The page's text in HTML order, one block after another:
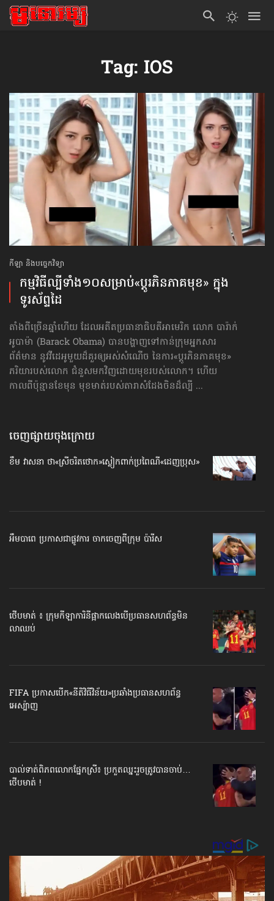
Tag: IOS
កីឡា និងបច្ចេកវិទ្យា
កម្មវិធី​ល្បី​ទាំង១០​សម្រាប់​«ប្ដូរ​ភិនភាគ​មុខ» ក្នុង​
ទូរស័ព្ទដៃ
តាំងពីច្រើនឆ្នាំហើយ ដែលអតីតប្រធានាធិបតីអាមេរិក លោក បារ៉ាក់
អូបាម៉ា (Barack Obama) បានបង្ហាញទៅកាន់ក្រុមអ្នកសារ
ព័ត៌មាន នូវវីដេអូមួយដ៏គួរឲ្យអស់សំណើច នៃការ​«ប្ដូរ​ភិនភាគ​មុខ»​
ភរិយារបស់លោក ជំនួសមកវិញដោយមុខរបស់លោក។ ហើយ
កាលពីប៉ុន្មានខែមុន មុខមាត់របស់តារាសំដែងចិនដ៏ល្បី ...
ចេញផ្សាយចុងក្រោយ
ខឹម វាសនា ថា«ស្រីចរិតថោក»​ស្លៀកពាក់ប្រពៃណី​«ដេញប្រុស»
អឹមបាពេ ប្រកាសជាផ្លូវការ ចាកចេញពីក្រុម ប៉ារីស
ថើបមាត់ ៖ ក្រុមកីឡាការិនី​ផ្អាកលេង​​បើប្រធានសហព័ន្ធ​មិន
លាឈប់
FIFA ប្រកាសបើក​«នីតិវិធីវិន័យ»​ប្រឆាំងប្រធានសហព័ន្ធ​
អេស្ប៉ាញ
បាល់ទាត់​ពិភពលោក​ផ្នែកស្រី៖ ប្រកួតឈ្នះរួច​ត្រូវបានចាប់…
ថើបមាត់ !